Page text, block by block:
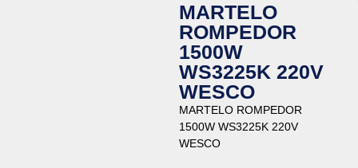
MARTELO
ROMPEDOR
1500W
WS3225K 220V
WESCO
MARTELO ROMPEDOR
1500W WS3225K 220V
WESCO